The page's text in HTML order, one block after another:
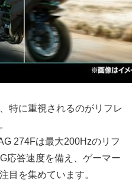
特に重視されるのがリフレ
274Fは最大200Hzのリフ
応答速度を備え、ゲーマー
目を集めています。